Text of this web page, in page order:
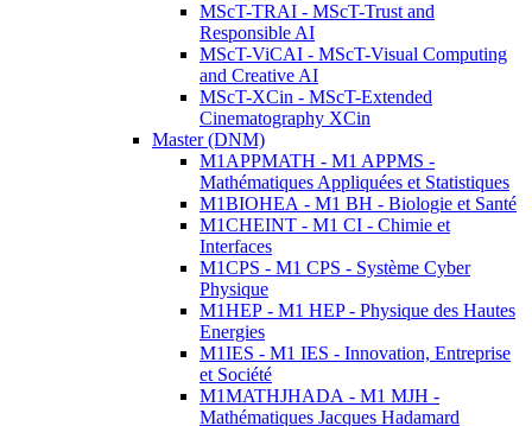
MScT-TRAI - MScT-Trust and
Responsible AI
MScT-ViCAI - MScT-Visual Computing
and Creative AI
MScT-XCin - MScT-Extended
Cinematography XCin
Master (DNM)
M1APPMATH - M1 APPMS -
Mathématiques Appliquées et Statistiques
M1BIOHEA - M1 BH - Biologie et Santé
M1CHEINT - M1 CI - Chimie et
Interfaces
M1CPS - M1 CPS - Système Cyber
Physique
M1HEP - M1 HEP - Physique des Hautes
Energies
M1IES - M1 IES - Innovation, Entreprise
et Société
M1MATHJHADA - M1 MJH -
Mathématiques Jacques Hadamard